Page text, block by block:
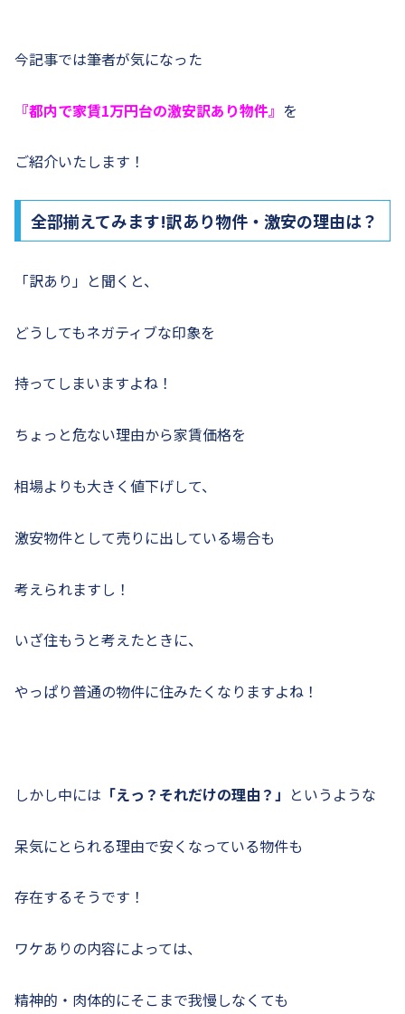
今記事では筆者が気になった
『都内で家賃1万円台の激安訳あり物件』 を
ご紹介いたします！
全部揃えてみます!訳あり物件・激安の理由は？
「訳あり」と聞くと、
どうしてもネガティブな印象を
持ってしまいますよね！
ちょっと危ない理由から家賃価格を
相場よりも大きく値下げして、
激安物件として売りに出している場合も
考えられますし！
いざ住もうと考えたときに、
やっぱり普通の物件に住みたくなりますよね！
しかし中には 「えっ？それだけの理由？」 というような
呆気にとられる理由で安くなっている物件も
存在するそうです！
ワケありの内容によっては、
精神的・肉体的にそこまで我慢しなくても